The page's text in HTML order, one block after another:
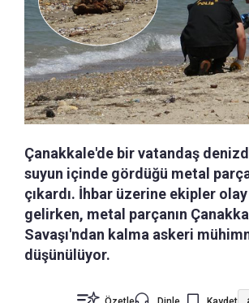
Çanakkale'de bir vatandaş
suyun içinde gördüğü metal
çıkardı. İhbar üzerine ekipler
gelirken, metal parçanın
Savaşı'ndan kalma askeri
düşünülüyor.